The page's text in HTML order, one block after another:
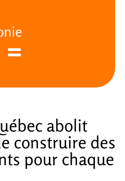
abolit
construire des
pour chaque